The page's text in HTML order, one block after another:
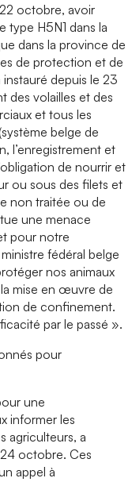
octobre, avoir
type H5N1 dans la
dans la province de
de protection et de
depuis le 23
des volailles et des
et tous les
belge de
l’enregistrement et
de nourrir et
ou sous des filets et
non traitée ou de
une menace
pour notre
fédéral belge
nos animaux
mise en œuvre de
de confinement.
par le passé ».
pour
une
informer les
agriculteurs, a
octobre. Ces
appel à